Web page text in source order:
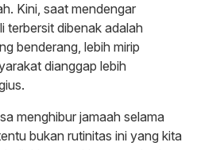
Kini, saat mendengar
terbersit dibenak adalah
benderang, lebih mirip
dianggap lebih
menghibur jamaah selama
bukan rutinitas ini yang kita